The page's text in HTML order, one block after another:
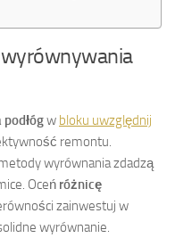
w bloku uwzględnij
remontu.
wyrównania zdadzą
Oceń różnicę
zainwestuj w
wyrównanie.